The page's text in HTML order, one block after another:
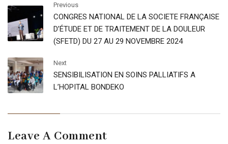
Previous
CONGRES NATIONAL DE LA SOCIETE FRANÇAISE
D’ÉTUDE ET DE TRAITEMENT DE LA DOULEUR
(SFETD) DU 27 AU 29 NOVEMBRE 2024
Next
SENSIBILISATION EN SOINS PALLIATIFS A
L’HOPITAL BONDEKO
Leave A Comment